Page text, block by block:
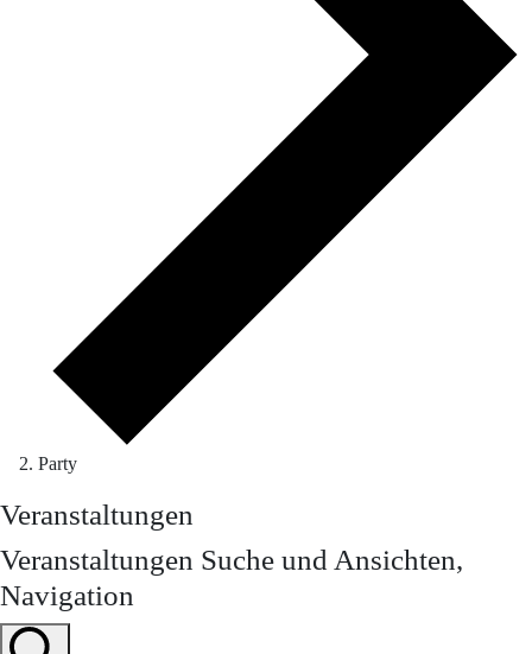
Party
Veranstaltungen
Veranstaltungen Suche und Ansichten,
Navigation